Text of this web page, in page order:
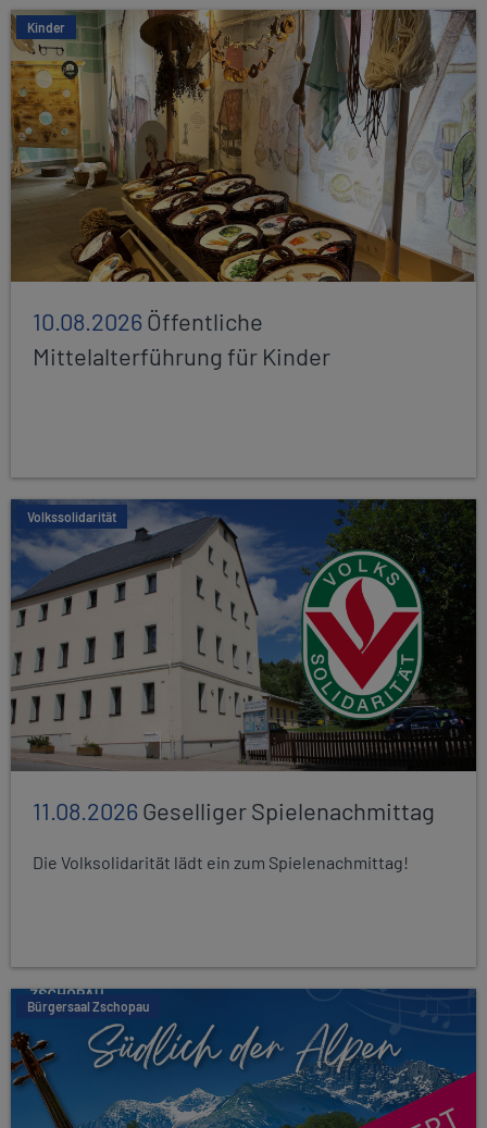
Kinder
10.08.2026Öffentliche
Mittelalterführung für Kinder
Volkssolidarität
11.08.2026Geselliger Spielenachmittag
Die Volksolidarität lädt ein zum Spielenachmittag!
Bürgersaal Zschopau